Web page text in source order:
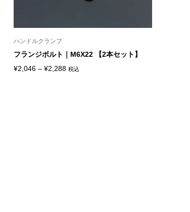
ハンドルクランプ
フランジボルト｜M6X22 【2本セット】
¥2,046 – ¥2,288価税込